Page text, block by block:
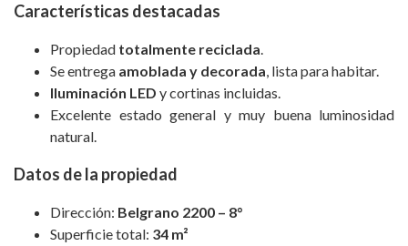
Características destacadas
Propiedad totalmente reciclada.
Se entrega amoblada y decorada, lista para habitar.
Iluminación LED y cortinas incluidas.
Excelente estado general y muy buena luminosidad
natural.
Datos de la propiedad
Dirección: Belgrano 2200 – 8°
Superficie total: 34 m²